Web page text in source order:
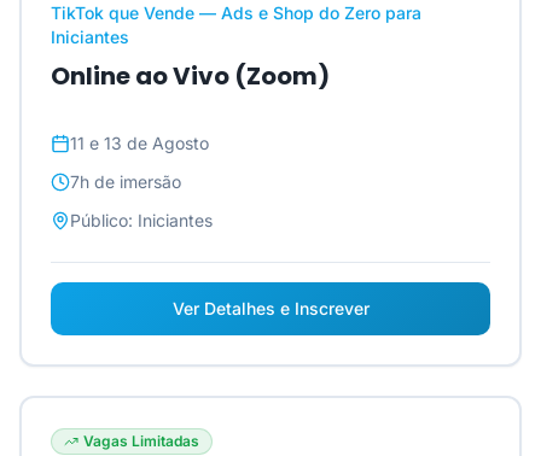
TikTok que Vende — Ads e Shop do Zero para
Iniciantes
Online ao Vivo (Zoom)
11 e 13 de Agosto
7h de imersão
Público: Iniciantes
Ver Detalhes e Inscrever
Vagas Limitadas